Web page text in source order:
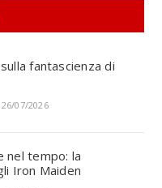
fantascienza di
26/07/2026
nel tempo: la
Iron Maiden